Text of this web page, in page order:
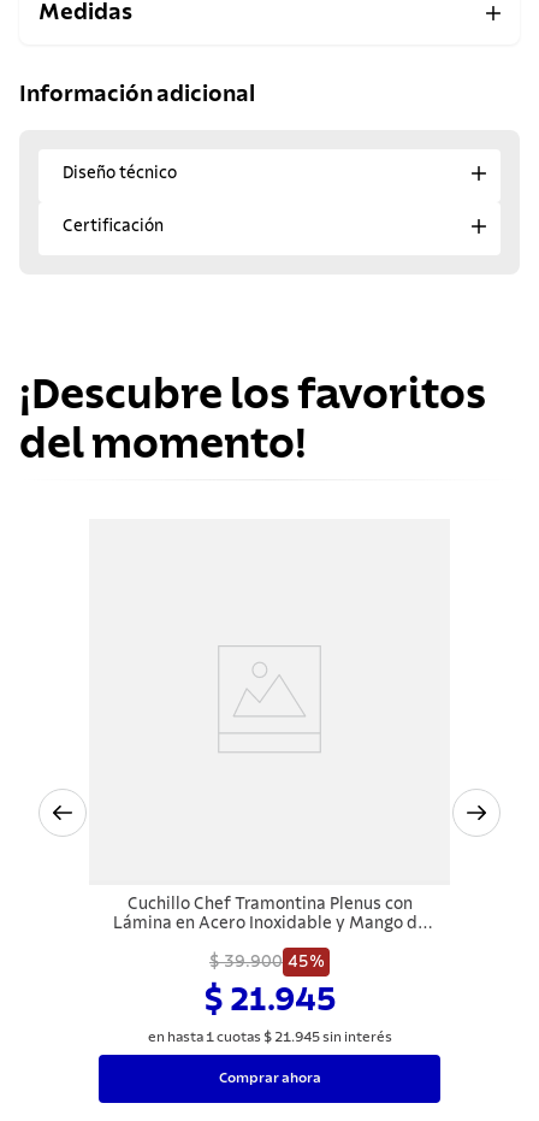
Medidas
Información adicional
Diseño técnico
Certificación
¡Descubre los favoritos
del momento!
Cuchillo Chef Tramontina Plenus con
Lámina en Acero Inoxidable y Mango de
$ 39.900 45%
$ 21.945
en hasta 1 cuotas $ 21 .945sin interés
Comprar ahora